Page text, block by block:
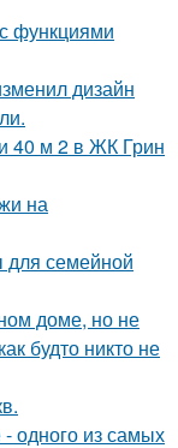
функциями
дизайн
40 м 2 в ЖК Грин
на
для семейной
доме, но не
будто никто не
одного из самых